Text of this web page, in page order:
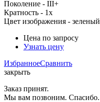
Поколение - III+
Кратность - 1x
Цвет изображения - зеленый
Цена по запросу
Узнать цену
ИзбранноеСравнить
закрыть
Заказ принят.
Мы вам позвоним. Спасибо.